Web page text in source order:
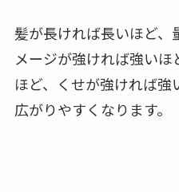
髪が長ければ長いほど
メージが強ければ強い
ほど、くせが強ければ強
広がりやすくなります。